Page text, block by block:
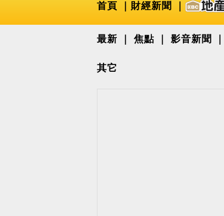
首頁 財經新聞
最新 焦點 影音新聞
其它